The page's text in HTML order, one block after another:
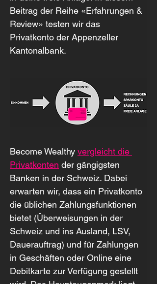
Beitrag der Reihe «Erfahrungen &
Review» testen wir das
Privatkonto der Appenzeller
Kantonalbank.
Become Wealthy vergleicht die
Privatkonten der gängigsten
Banken in der Schweiz. Dabei
erwarten wir, dass ein Privatkonto
die üblichen Zahlungsfunktionen
bietet (Überweisungen in der
Schweiz und ins Ausland, LSV,
Dauerauftrag) und für Zahlungen
in Geschäften oder Online eine
Debitkarte zur Verfügung gestellt